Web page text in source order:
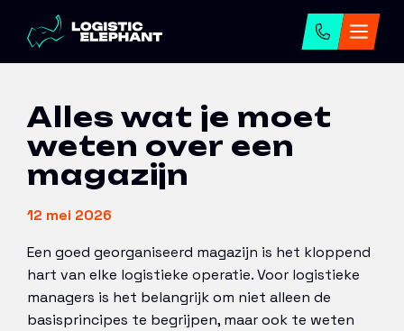
Home →Artikelen
Alles wat je moet weten
over een magazijn
Alles wat je moet
weten over een
magazijn
12 mei 2026
Een goed georganiseerd magazijn is het kloppend
hart van elke logistieke operatie. Voor logistieke
managers is het belangrijk om niet alleen de
basisprincipes te begrijpen, maar ook te weten